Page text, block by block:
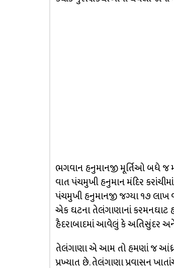
ભગવાન હનુમાનજી મૂર્તિઓ બધે જ
વાત પંચમુખી હનુમાન મંદિર
પંચમુખી હનુમાનજી જગ્યા ૧૭
એક ઘટના તેલંગાણાનાં કરમનઘાટ
હૈદરાબાદમાં આવેલું કે અતિસુંદર
તેલંગાણા એ આમ તો હમણાં જ આંધ્ર
પ્રખ્યાત છે. તેલંગાણા પ્રવાસન